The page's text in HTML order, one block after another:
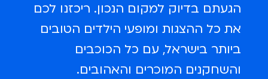
הגעתם בדיוק למקום הנכון. ריכזנו לכם
את כל ההצגות ומופעי הילדים הטובים
ביותר בישראל, עם כל הכוכבים
והשחקנים המוכרים והאהובים.